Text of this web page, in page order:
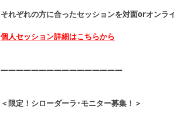
それぞれの方に合ったセッションを対面orオンラ
個人セッション詳細はこちらから
――――――――――――――――
＜限定！シローダーラ･モニター募集！＞